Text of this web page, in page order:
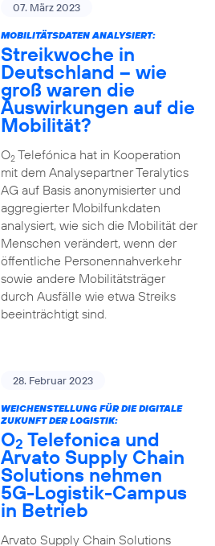
07. März 2023
MOBILITÄTSDATEN ANALYSIERT:
Streikwoche in
Deutschland – wie
groß waren die
Auswirkungen auf die
Mobilität?
O2Telefónica hat in Kooperation
mit dem Analysepartner Teralytics
AG auf Basis anonymisierter und
aggregierter Mobilfunkdaten
analysiert, wie sich die Mobilität der
Menschen verändert, wenn der
öffentliche Personennahverkehr
sowie andere Mobilitätsträger
durch Ausfälle wie etwa Streiks
beeinträchtigt sind.
28. Februar 2023
WEICHENSTELLUNG FÜR DIE DIGITALE
ZUKUNFT DER LOGISTIK:
O2 Telefonica und
Arvato Supply Chain
Solutions nehmen
5G-Logistik-Campus
in Betrieb
Arvato Supply Chain Solutions